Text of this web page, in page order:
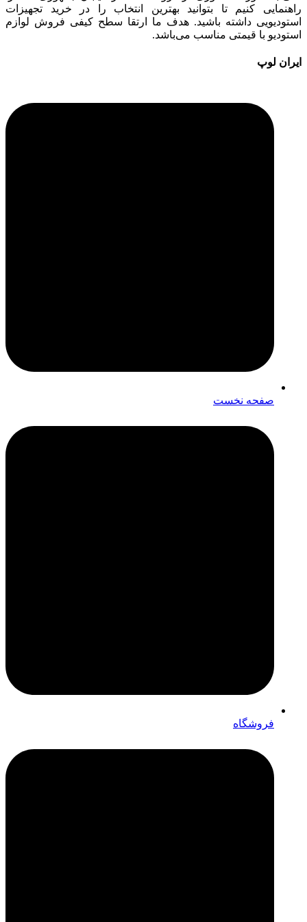
راهنمایی کنیم تا بتوانید بهترین انتخاب را در خرید تجهیزات
استودیویی داشته باشید. هدف ما ارتقا سطح کیفی فروش لوازم
استودیو با قیمتی مناسب می‌باشد.
ایران لوپ
صفحه نخست
فروشگاه